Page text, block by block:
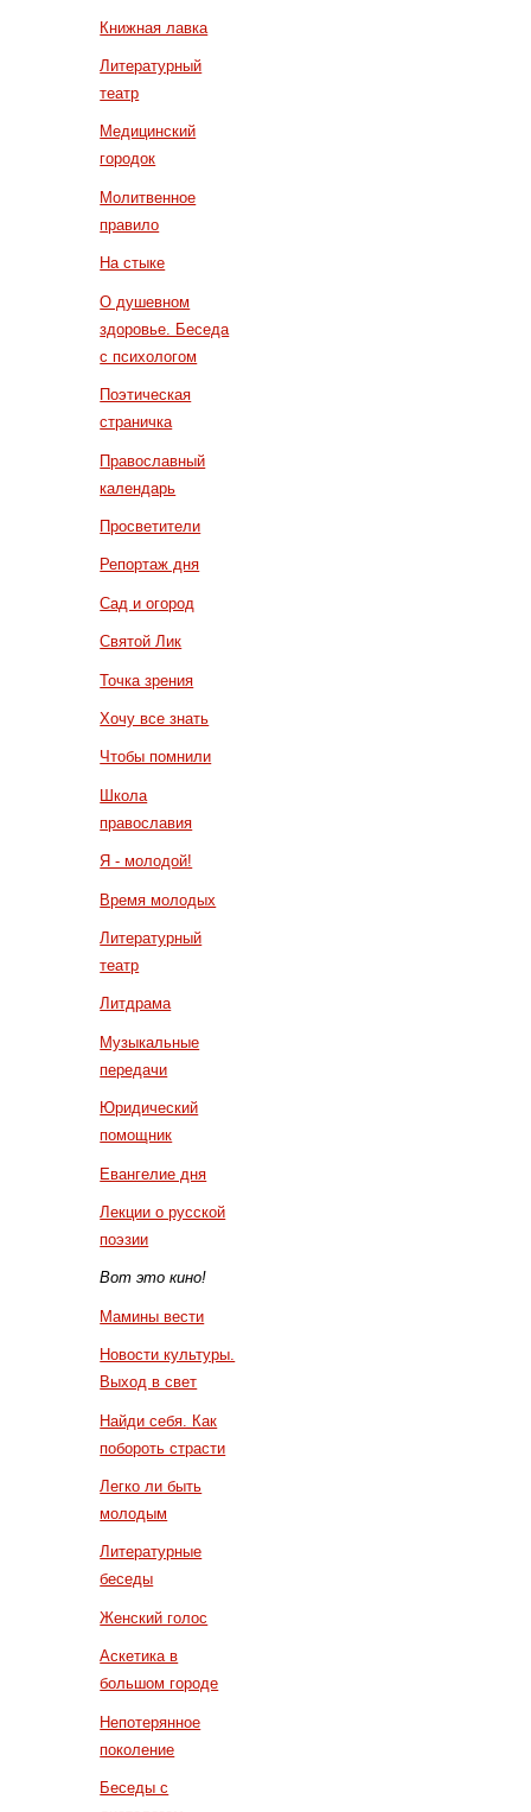
Книжная лавка
Литературный
театр
Медицинский
городок
Молитвенное
правило
На стыке
О душевном
здоровье. Беседа
с психологом
Поэтическая
страничка
Православный
календарь
Просветители
Репортаж дня
Сад и огород
Святой Лик
Точка зрения
Хочу все знать
Чтобы помнили
Школа
православия
Я - молодой!
Время молодых
Литературный
театр
Литдрама
Музыкальные
передачи
Юридический
помощник
Евангелие дня
Лекции о русской
поэзии
Вот это кино!
Мамины вести
Новости культуры.
Выход в свет
Найди себя. Как
побороть страсти
Легко ли быть
молодым
Литературные
беседы
Женский голос
Аскетика в
большом городе
Непотерянное
поколение
Беседы с